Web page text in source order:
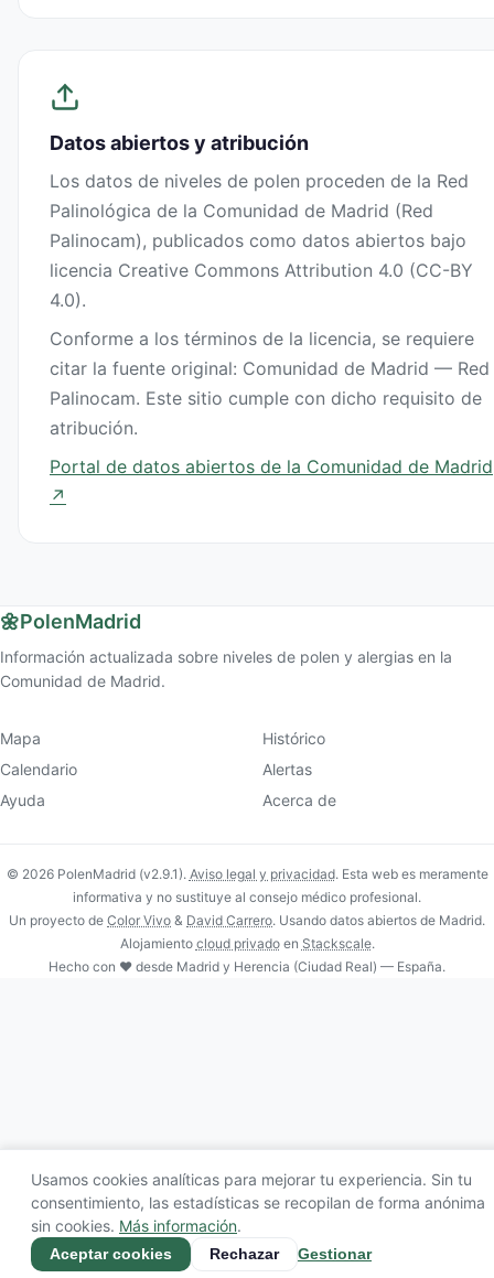
Datos abiertos y atribución
Los datos de niveles de polen proceden de la Red
Palinológica de la Comunidad de Madrid (Red
Palinocam), publicados como datos abiertos bajo
licencia Creative Commons Attribution 4.0 (CC-BY
4.0).
Conforme a los términos de la licencia, se requiere
citar la fuente original: Comunidad de Madrid — Red
Palinocam. Este sitio cumple con dicho requisito de
atribución.
Portal de datos abiertos de la Comunidad de Madrid
↗
🌼PolenMadrid
Información actualizada sobre niveles de polen y alergias en la
Comunidad de Madrid.
Mapa
Histórico
Calendario
Alertas
Ayuda
Acerca de
© 2026 PolenMadrid (v2.9.1). Aviso legal y privacidad. Esta web es meramente
informativa y no sustituye al consejo médico profesional.
Un proyecto de Color Vivo & David Carrero. Usando datos abiertos de Madrid.
Alojamiento cloud privadoen Stackscale.
Hecho con ❤️ desde Madrid y Herencia (Ciudad Real) — España.
Usamos cookies analíticas para mejorar tu experiencia. Sin tu
consentimiento, las estadísticas se recopilan de forma anónima
sin cookies. Más información.
Aceptar cookies Rechazar Gestionar